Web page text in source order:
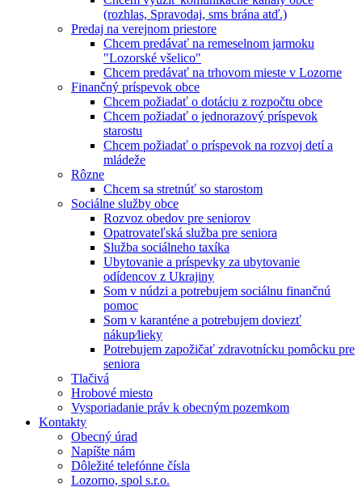
(rozhlas, Spravodaj, sms brána atď.)
Predaj na verejnom priestore
Chcem predávať na remeselnom jarmoku
"Lozorské všelico"
Chcem predávať na trhovom mieste v Lozorne
Finančný príspevok obce
Chcem požiadať o dotáciu z rozpočtu obce
Chcem požiadať o jednorazový príspevok
starostu
Chcem požiadať o príspevok na rozvoj detí a
mládeže
Rôzne
Chcem sa stretnúť so starostom
Sociálne služby obce
Rozvoz obedov pre seniorov
Opatrovateľská služba pre seniora
Služba sociálneho taxíka
Ubytovanie a príspevky za ubytovanie
odídencov z Ukrajiny
Som v núdzi a potrebujem sociálnu finančnú
pomoc
Som v karanténe a potrebujem doviezť
nákup⁄lieky
Potrebujem zapožičať zdravotnícku pomôcku pre
seniora
Tlačivá
Hrobové miesto
Vysporiadanie práv k obecným pozemkom
Kontakty
Obecný úrad
Napíšte nám
Dôležité telefónne čísla
Lozorno, spol s.r.o.